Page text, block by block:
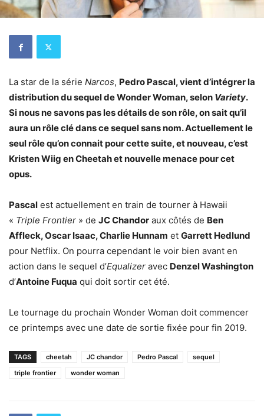
La star de la série Narcos, Pedro Pascal, vient d’intégrer la
distribution du sequel de Wonder Woman, selon Variety.
Si nous ne savons pas les détails de son rôle, on sait qu’il
aura un rôle clé dans ce sequel sans nom. Actuellement le
seul rôle qu’on connait pour cette suite, et nouveau, c’est
Kristen Wiig en Cheetah et nouvelle menace pour cet
opus.
Pascal est actuellement en train de tourner à Hawaii
« Triple Frontier » de JC Chandor aux côtés de Ben
Affleck, Oscar Isaac, Charlie Hunnam et Garrett Hedlund
pour Netflix. On pourra cependant le voir bien avant en
action dans le sequel d’Equalizer avec Denzel Washington
d’Antoine Fuqua qui doit sortir cet été.
Le tournage du prochain Wonder Woman doit commencer
ce printemps avec une date de sortie fixée pour fin 2019.
TAGS cheetah JC chandor Pedro Pascal
sequel
triple frontier
wonder woman